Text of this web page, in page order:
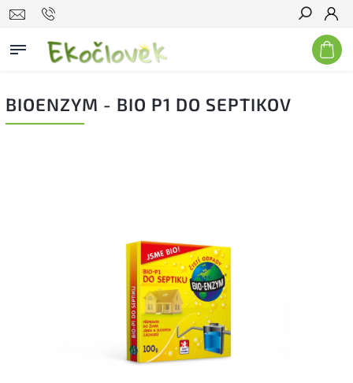
Hľadať
BIOENZYM - BIO P1 DO SEPTIKOV